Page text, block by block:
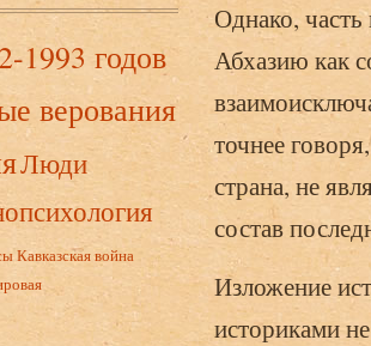
1993 годов
верования
Люди
Кавказская война
Однако,
Абхазию как
точнее
страна, не
состав
Изложение
историками